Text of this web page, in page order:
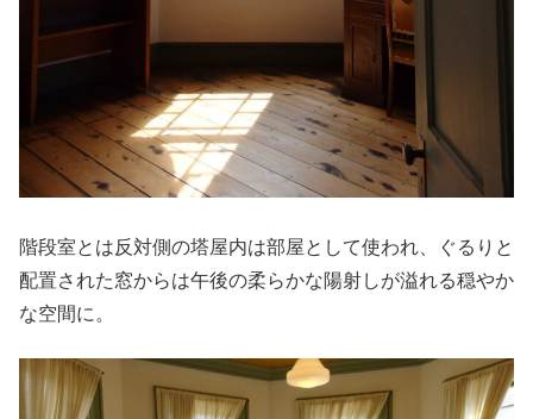
階段室とは反対側の塔屋内は部屋として使われ、ぐるりと
配置された窓からは午後の柔らかな陽射しが溢れる穏やか
な空間に。